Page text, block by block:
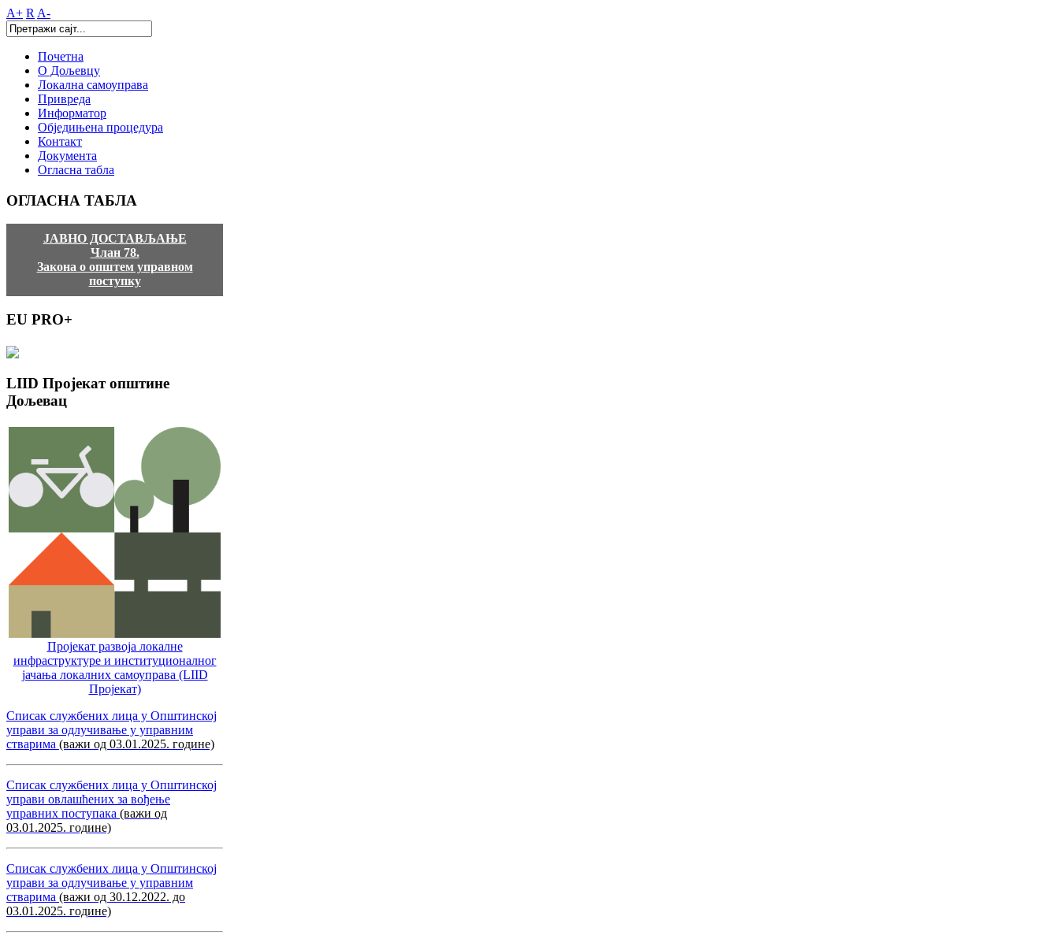
A+ R A-
Почетна
О Дољевцу
Локална самоуправа
Привреда
Информатор
Обједињена процедура
Контакт
Документа
Огласна табла
ОГЛАСНА ТАБЛА
ЈАВНО ДОСТАВЉАЊЕ
Члан 78.
Закона о општем управном
поступку
EU PRO+
LIID Пројекат општине
Дољевац
Пројекат развоја локалне
инфраструктуре и институционалног
јачања локалних самоуправa (LIID
Пројекат)
Списак службених лица у Општинској
управи за одлучивање у управним
стварима (важи од 03.01.2025. године)
Списак службених лица у Општинској
управи овлашћених за вођење
управних поступака (важи од
03.01.2025. године)
Списак службених лица у Општинској
управи за одлучивање у управним
стварима (важи од 30.12.2022. до
03.01.2025. године)